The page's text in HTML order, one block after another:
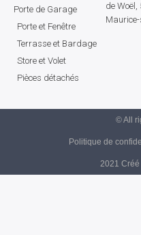
Porte de Garage
Porte et Fenêtre
Terrasse et Bardage
Store et Volet
Pièces détachés
de
© All
Politique de
2021